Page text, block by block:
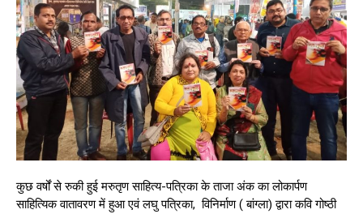
कुछ वर्षों से रुकी हुई मरुतृण साहित्य-पत्रिका के ताजा अंक का लोकार्पण
साहित्यिक वातावरण में हुआ एवं लघु पत्रिका, विनिर्माण ( बांग्ला) द्वारा कवि गोष्ठी